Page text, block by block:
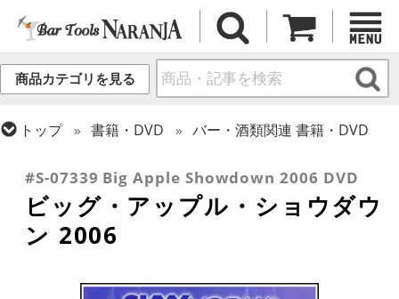
商品カテゴリを見る
トップ 書籍・DVD
バー・酒類関連 書籍・DVD
フレア用各種アイテム
#S-07339 Big Apple Showdown 2006 DVD
ビッグ・アップル・ショウダウ
ン 2006